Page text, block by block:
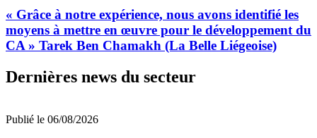
« Grâce à notre expérience, nous avons identifié les
moyens à mettre en œuvre pour le développement du
CA » Tarek Ben Chamakh (La Belle Liégeoise)
Dernières news du secteur
Publié le 06/08/2026